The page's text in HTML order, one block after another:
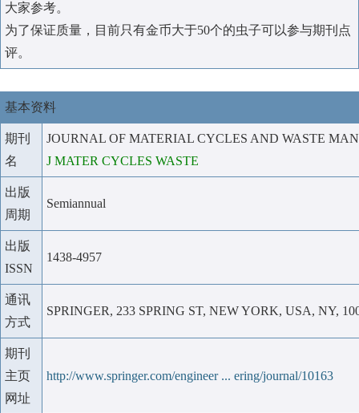
大家参考。
为了保证质量，目前只有金币大于50个的虫子可以参与期刊点
评。
基本资料
期刊
名
JOURNAL OF MATERIAL CYCLES AND WASTE
J MATER CYCLES WASTE
出版
周期
Semiannual
出版
ISSN
1438-4957
通讯
方式
SPRINGER, 233 SPRING ST, NEW YORK, USA, NY,
期刊
主页
网址
http://www.springer.com/engineer ... ering/journal/10163